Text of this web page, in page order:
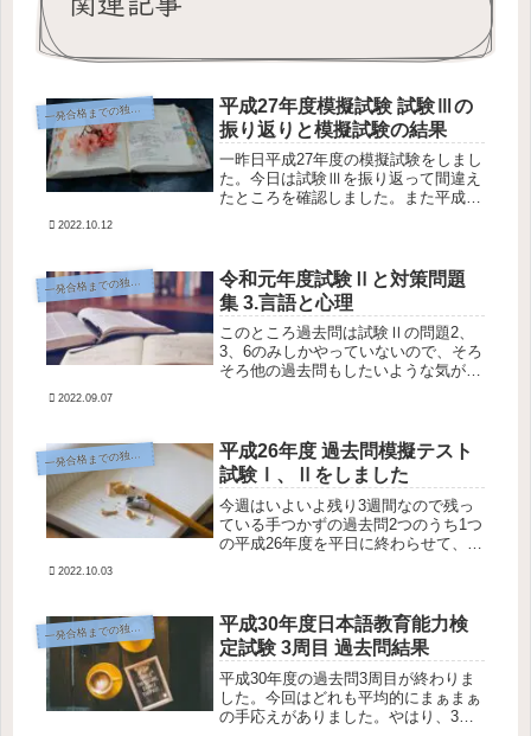
一発合格までの独学勉強記録
平成27年度模擬試験 試験Ⅲの
振り返りと模擬試験の結果
一昨日平成27年度の模擬試験をしまし
た。今日は試験Ⅲを振り返って間違え
たところを確認しました。また平成27
ていました。結構間違ってい...
2022.10.12
一発合格までの独学勉強記録
令和元年度試験Ⅱと対策問題
集 3.言語と心理
このところ過去問は試験Ⅱの問題2、
3、6のみしかやっていないので、そろ
そろ他の過去問もしたいような気がし
ら過去問や新しく買った模擬試験な
ど...
2022.09.07
一発合格までの独学勉強記録
平成26年度 過去問模擬テスト
試験Ⅰ、Ⅱをしました
今週はいよいよ残り3週間なので残っ
ている手つかずの過去問2つのうち1つ
の平成26年度を平日に終わらせて、そ
模擬テスト試験Ⅰの結果平成26...
2022.10.03
一発合格までの独学勉強記録
平成30年度日本語教育能力検
定試験 3周目 過去問結果
平成30年度の過去問3周目が終わりま
した。今回はどれも平均的にまぁまぁ
の手応えがありました。やはり、3周